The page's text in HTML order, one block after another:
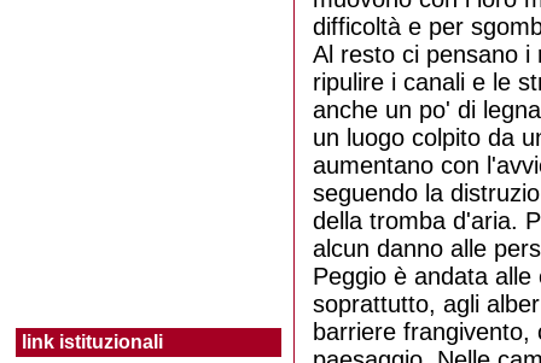
Borgo Santa Maria
link istituzionali
difficoltà e per
Al resto ci pensano i
ripulire i canali e le
anche un po' di
un luogo colpito da
aumentano con
seguendo la
della tromba d'aria.
alcun danno alle
Peggio è andata
soprattutto, agli
barriere